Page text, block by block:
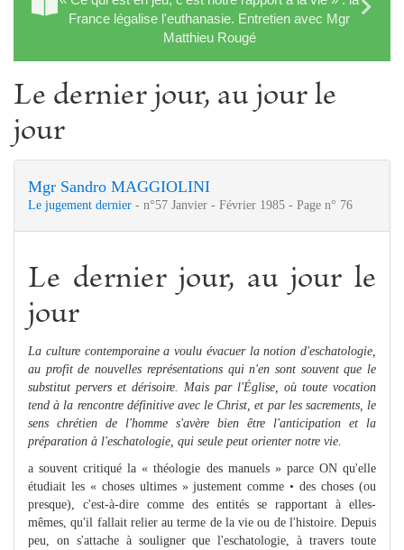
France légalise l'euthanasie. Entretien avec Mgr
Matthieu Rougé
Le dernier jour, au jour le
jour
Mgr Sandro MAGGIOLINI
Le jugement dernier - n°57 Janvier - Février 1985 - Page n° 76
Le dernier jour, au jour le
jour
La culture contemporaine a voulu évacuer la notion d'eschatologie,
au profit de nouvelles représentations qui n'en sont souvent que le
substitut pervers et déri­soire. Mais par l'Église, où toute vocation
tend à la rencontre définitive avec le Christ, et par les sacrements, le
sens chrétien de l'homme s'avère bien être l'anticipa­tion et la
préparation à l'eschatologie, qui seule peut orienter notre vie.
a souvent critiqué la « théologie des manuels » parce ON qu'elle
étudiait les « choses ultimes » justement comme • des choses (ou
presque), c'est-à-dire comme des entités se rapportant à elles-
mêmes, qu'il fallait relier au terme de la vie ou de l'histoire. Depuis
peu, on s'attache à souligner que l'eschatologie, à travers toute